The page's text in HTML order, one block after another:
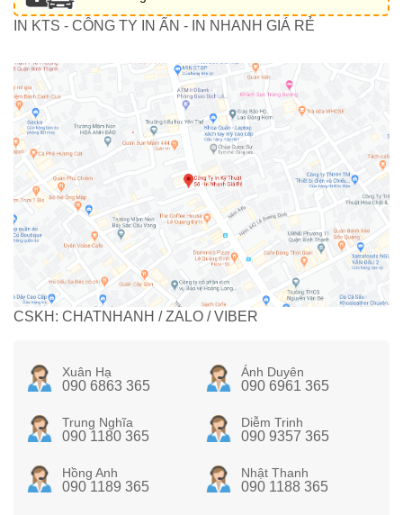
IN KTS - CÔNG TY IN ẤN - IN NHANH GIÁ RẺ
CSKH: CHATNHANH / ZALO / VIBER
Xuân Hạ
090 6863 365
Ánh Duyên
090 6961 365
Trung Nghĩa
090 1180 365
Diễm Trinh
090 9357 365
Hồng Anh
090 1189 365
Nhật Thanh
090 1188 365